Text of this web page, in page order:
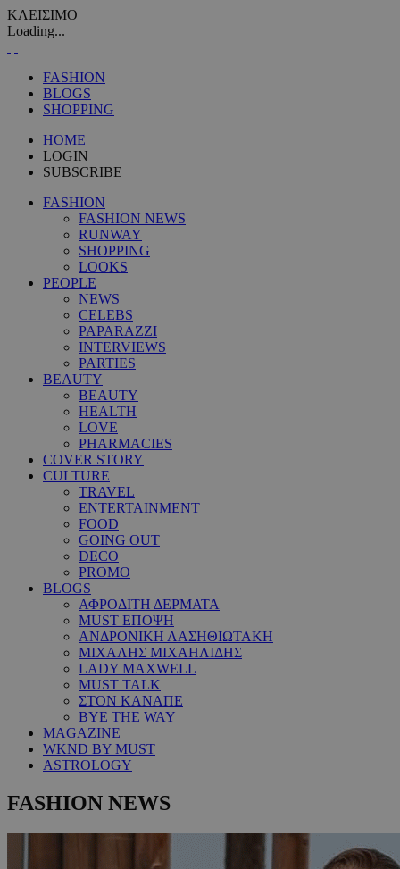
ΚΛΕΙΣΙΜΟ
Loading...
FASHION
BLOGS
SHOPPING
HOME
LOGIN
SUBSCRIBE
FASHION
FASHION NEWS
RUNWAY
SHOPPING
LOOKS
PEOPLE
NEWS
CELEBS
PAPARAZZI
INTERVIEWS
PARTIES
BEAUTY
BEAUTY
HEALTH
LOVE
PHARMACIES
COVER STORY
CULTURE
TRAVEL
ENTERTAINMENT
FOOD
GOING OUT
DECO
PROMO
BLOGS
ΑΦΡΟΔΙΤΗ ΔΕΡΜΑΤΑ
MUST ΕΠΟΨΗ
ΑΝΔΡΟΝΙΚΗ ΛΑΣΗΘΙΩΤΑΚΗ
ΜΙΧΑΛΗΣ ΜΙΧΑΗΛΙΔΗΣ
LADY MAXWELL
MUST TALK
ΣΤΟΝ ΚΑΝΑΠΕ
BYE THE WAY
MAGAZINE
WKND BY MUST
ASTROLOGY
FASHION NEWS